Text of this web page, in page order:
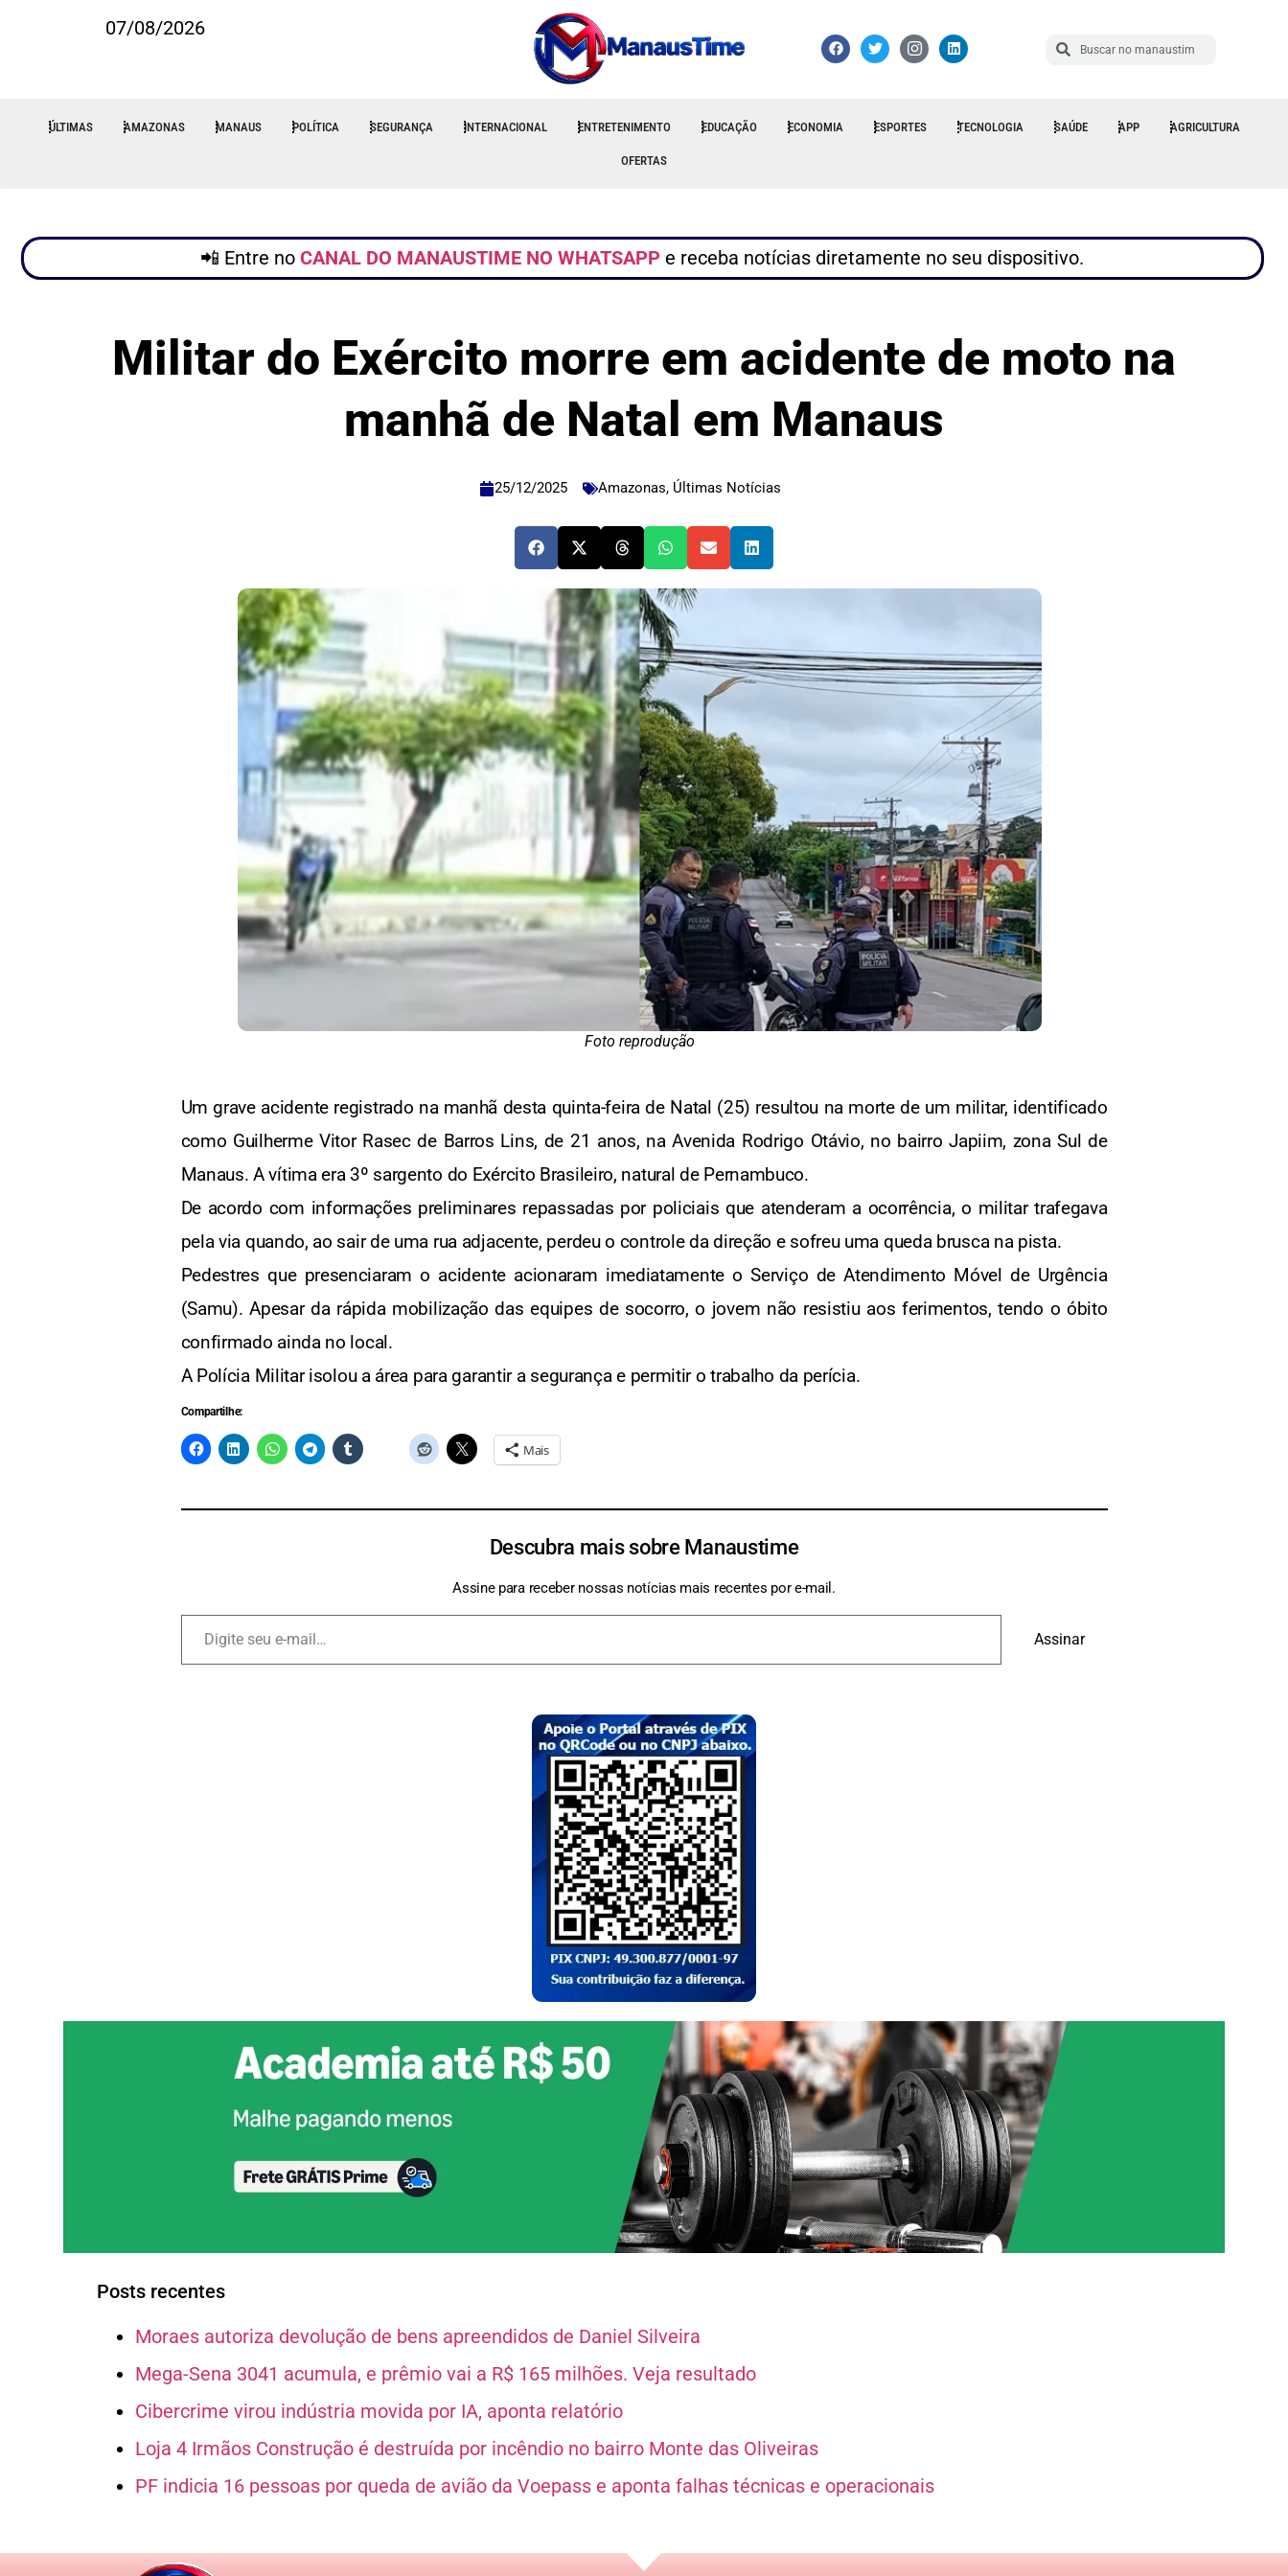
07/08/2026
ÚLTIMAS AMAZONAS MANAUS POLÍTICA SEGURANÇA INTERNACIONAL ENTRETENIMENTO EDUCAÇÃO ECONOMIA ESPORTES TECNOLOGIA SAÚDE APP AGRICULTURA
OFERTAS
📲 Entre no CANAL DO MANAUSTIME NO WHATSAPP e receba notícias diretamente no seu dispositivo.
Militar do Exército morre em acidente de moto na
manhã de Natal em Manaus
25/12/2025 Amazonas, Últimas Notícias
Foto reprodução
Um grave acidente registrado na manhã desta quinta-feira de Natal (25) resultou na morte de um militar, identificado
como Guilherme Vitor Rasec de Barros Lins, de 21 anos, na Avenida Rodrigo Otávio, no bairro Japiim, zona Sul de
Manaus. A vítima era 3º sargento do Exército Brasileiro, natural de Pernambuco.
De acordo com informações preliminares repassadas por policiais que atenderam a ocorrência, o militar trafegava
pela via quando, ao sair de uma rua adjacente, perdeu o controle da direção e sofreu uma queda brusca na pista.
Pedestres que presenciaram o acidente acionaram imediatamente o Serviço de Atendimento Móvel de Urgência
(Samu). Apesar da rápida mobilização das equipes de socorro, o jovem não resistiu aos ferimentos, tendo o óbito
confirmado ainda no local.
A Polícia Militar isolou a área para garantir a segurança e permitir o trabalho da perícia.
Compartilhe:
Mais
Descubra mais sobre Manaustime
Assine para receber nossas notícias mais recentes por e-mail.
Assinar
Posts recentes
Moraes autoriza devolução de bens apreendidos de Daniel Silveira
Mega-Sena 3041 acumula, e prêmio vai a R$ 165 milhões. Veja resultado
Cibercrime virou indústria movida por IA, aponta relatório
Loja 4 Irmãos Construção é destruída por incêndio no bairro Monte das Oliveiras
PF indicia 16 pessoas por queda de avião da Voepass e aponta falhas técnicas e operacionais